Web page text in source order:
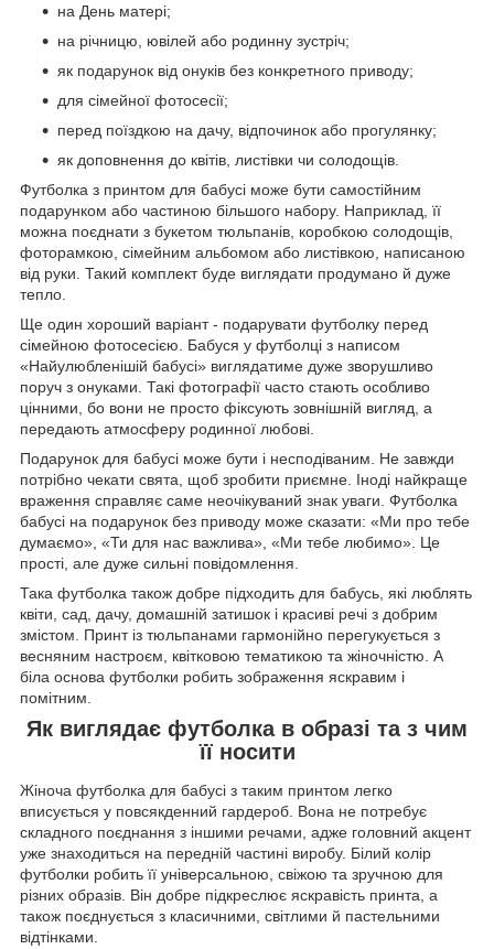
на День матері;
на річницю, ювілей або родинну зустріч;
як подарунок від онуків без конкретного приводу;
для сімейної фотосесії;
перед поїздкою на дачу, відпочинок або прогулянку;
як доповнення до квітів, листівки чи солодощів.
Футболка з принтом для бабусі може бути самостійним
подарунком або частиною більшого набору. Наприклад, її
можна поєднати з букетом тюльпанів, коробкою солодощів,
фоторамкою, сімейним альбомом або листівкою, написаною
від руки. Такий комплект буде виглядати продумано й дуже
тепло.
Ще один хороший варіант - подарувати футболку перед
сімейною фотосесією. Бабуся у футболці з написом
«Найулюбленішій бабусі» виглядатиме дуже зворушливо
поруч з онуками. Такі фотографії часто стають особливо
цінними, бо вони не просто фіксують зовнішній вигляд, а
передають атмосферу родинної любові.
Подарунок для бабусі може бути і несподіваним. Не завжди
потрібно чекати свята, щоб зробити приємне. Іноді найкраще
враження справляє саме неочікуваний знак уваги. Футболка
бабусі на подарунок без приводу може сказати: «Ми про тебе
думаємо», «Ти для нас важлива», «Ми тебе любимо». Це
прості, але дуже сильні повідомлення.
Така футболка також добре підходить для бабусь, які люблять
квіти, сад, дачу, домашній затишок і красиві речі з добрим
змістом. Принт із тюльпанами гармонійно перегукується з
весняним настроєм, квітковою тематикою та жіночністю. А
біла основа футболки робить зображення яскравим і
помітним.
Як виглядає футболка в образі та з чим
її носити
Жіноча футболка для бабусі з таким принтом легко
вписується у повсякденний гардероб. Вона не потребує
складного поєднання з іншими речами, адже головний акцент
уже знаходиться на передній частині виробу. Білий колір
футболки робить її універсальною, свіжою та зручною для
різних образів. Він добре підкреслює яскравість принта, а
також поєднується з класичними, світлими й пастельними
відтінками.